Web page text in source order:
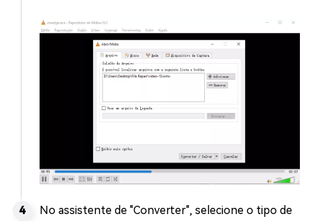
No assistente de "Converter", selecione o tipo de